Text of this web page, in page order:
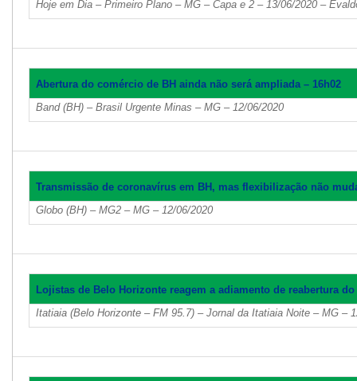
Hoje em Dia – Primeiro Plano – MG – Capa e 2 – 13/06/2020 –
Abertura do comércio de BH ainda não será ampliada – 16h02
Band (BH) – Brasil Urgente Minas – MG – 12/06/2020
Transmissão de coronavírus em BH, mas flexibilização não
Globo (BH) – MG2 – MG – 12/06/2020
Lojistas de Belo Horizonte reagem a adiamento de reabertura
Itatiaia (Belo Horizonte – FM 95.7) – Jornal da Itatiaia Noite – MG –